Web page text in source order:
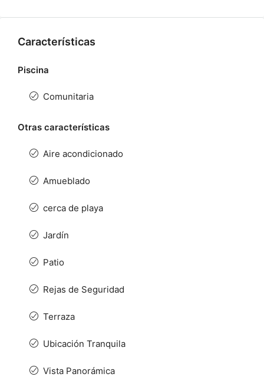
Características
Piscina
Comunitaria
Otras características
Aire acondicionado
Amueblado
cerca de playa
Jardín
Patio
Rejas de Seguridad
Terraza
Ubicación Tranquila
Vista Panorámica